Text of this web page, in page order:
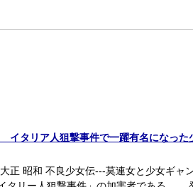
タリア人狙撃事件で一躍有名になっ
正 昭和 不良少女伝---莫連女と少女ギャ